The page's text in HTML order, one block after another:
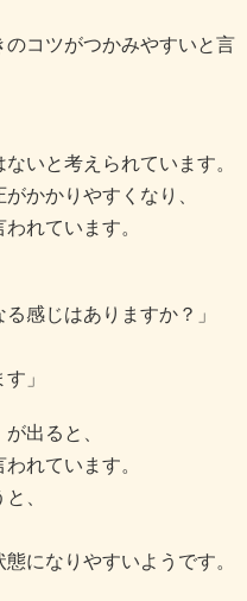
のコツがつかみやすいと言
いと考えられています。
かかりやすくなり、
れています。
感じはありますか？」
」
出ると、
れています。
、
になりやすいようです。